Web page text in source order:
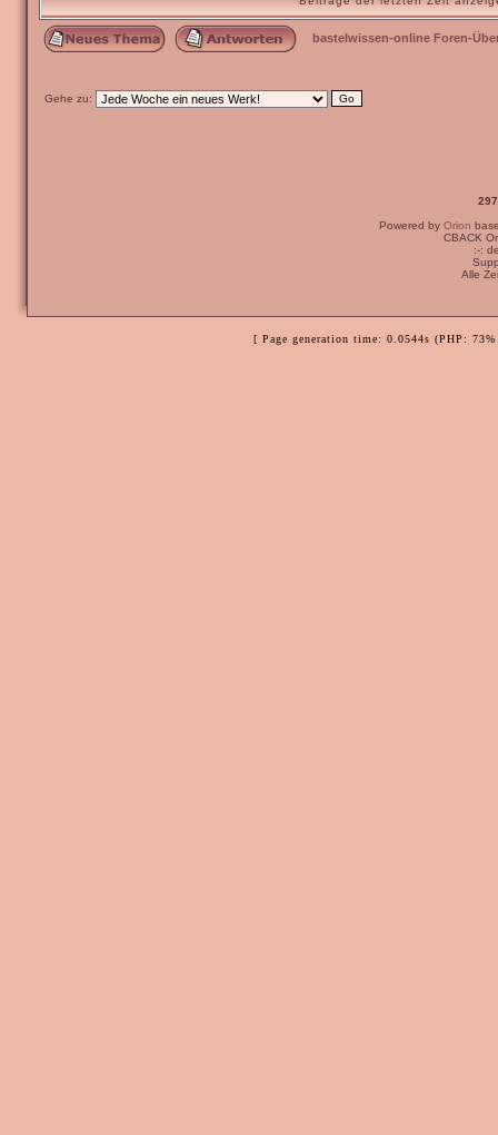
bastelwissen-online Foren-
Gehe zu:
Powered by Orion
CBACK
:-:
Alle
[ Page generation time: 0.0544s (PHP: